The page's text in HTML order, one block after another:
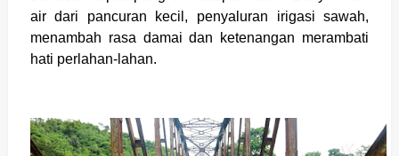
air dari pancuran kecil, penyaluran irigasi sawah,
menambah rasa damai dan ketenangan merambati
hati perlahan-lahan.